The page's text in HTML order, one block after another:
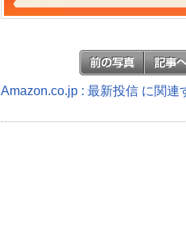
Amazon.co.jp : 最新投信 に関連